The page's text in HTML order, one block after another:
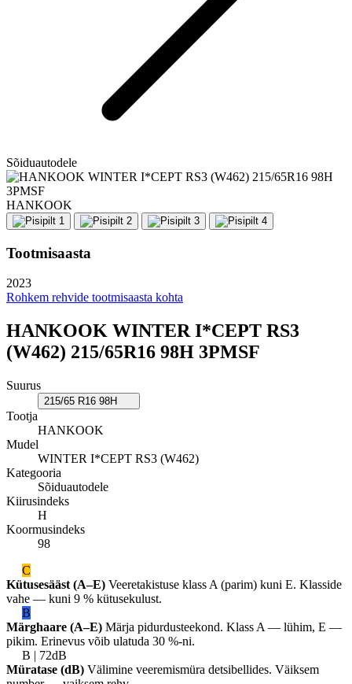
Sõiduautodele
HANKOOK
Tootmisaasta
2023
Rohkem rehvide tootmisaasta kohta
HANKOOK WINTER I*CEPT RS3
(W462) 215/65R16 98H 3PMSF
Suurus
215/65 R16 98H
Tootja
HANKOOK
Mudel
WINTER I*CEPT RS3 (W462)
Kategooria
Sõiduautodele
Kiirusindeks
H
Koormusindeks
98
C
Kütusesääst (A–E) Veeretakistuse klass A (parim) kuni E. Klasside
vahe — kuni 9 % kütusekulust.
B
Märghaare (A–E) Märja pidurdusteekond. Klass A — lühim, E —
pikim. Erinevus võib ulatuda 30 %-ni.
B | 72dB
Müratase (dB) Välimine veeremismüra detsibellides. Väiksem